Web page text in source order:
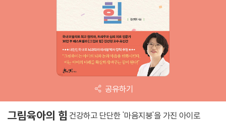
공유하기
그림육아의 힘 건강하고 단단한 '마음지붕'을 가진 아이로